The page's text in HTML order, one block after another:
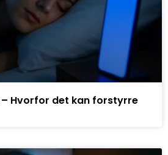
Hvorfor det kan forstyrre